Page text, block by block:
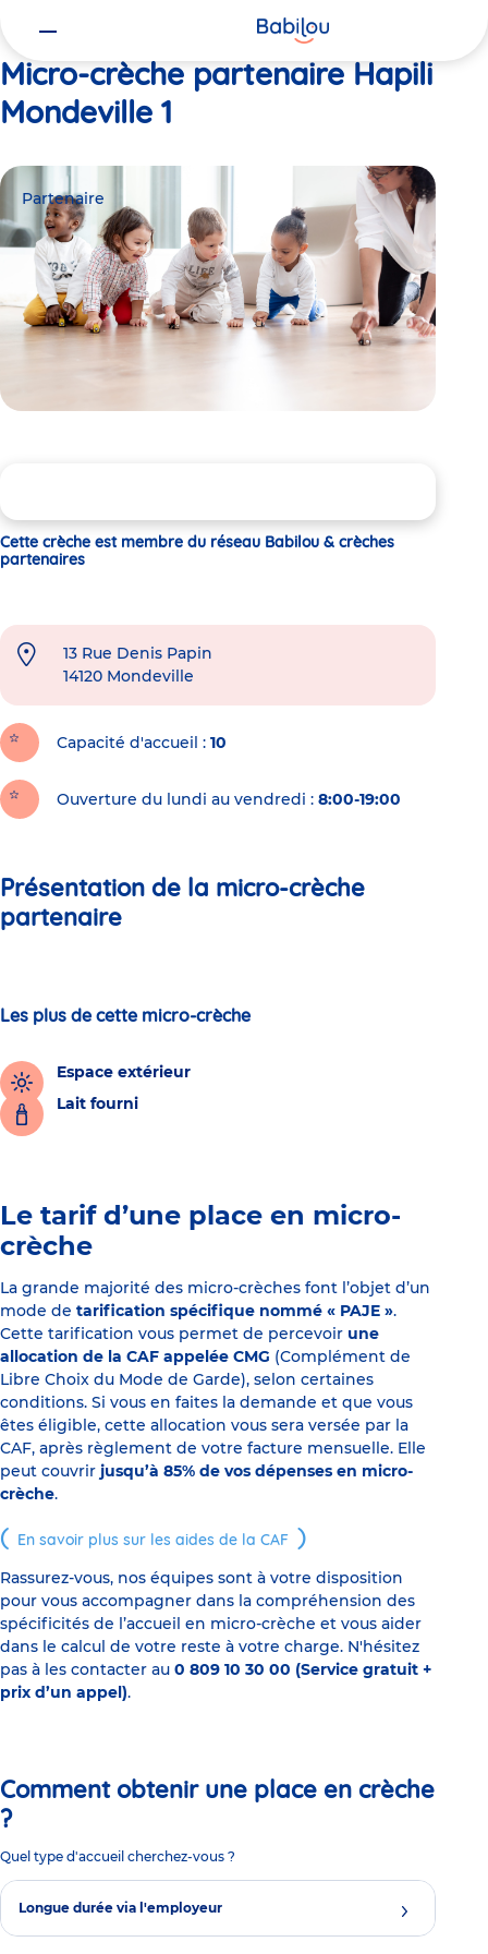
Micro-crèche partenaire Hapili
Mondeville 1
Partenaire
Cette crèche est membre du réseau Babilou & crèches
partenaires
13 Rue Denis Papin
14120 Mondeville
Capacité d'accueil 10
Ouverture du lundi au vendredi : 8:00-19:00
Présentation de la micro-crèche
partenaire
Les plus de cette micro-crèche
Espace extérieur
Lait fourni
Le tarif d’une place en micro-
crèche
La grande majorité des micro-crèches font l’objet d’un
mode de tarification spécifique nommé « PAJE ».
Cette tarification vous permet de percevoir une
allocation de la CAF appelée CMG (Complément de
Libre Choix du Mode de Garde), selon certaines
conditions. Si vous en faites la demande et que vous
êtes éligible, cette allocation vous sera versée par la
CAF, après règlement de votre facture mensuelle. Elle
peut couvrir jusqu’à 85% de vos dépenses en micro-
crèche.
En savoir plus sur les aides de la CAF
Rassurez-vous, nos équipes sont à votre disposition
pour vous accompagner dans la compréhension des
spécificités de l’accueil en micro-crèche et vous aider
dans le calcul de votre reste à votre charge. N'hésitez
pas à les contacter au 0 809 10 30 00 (Service gratuit +
prix d’un appel).
Comment obtenir une place en crèche
?
Quel type d'accueil cherchez-vous ?
Longue durée via l'employeur